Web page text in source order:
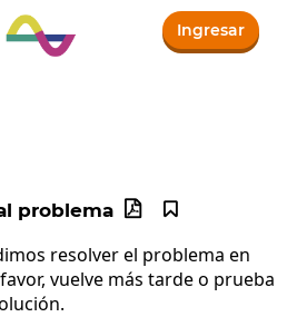
Ingresar
e^x+e^{-x}
problema 

resolver el problema en
vuelve más tarde o prueba